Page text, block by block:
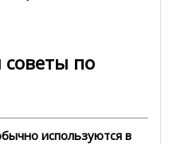
по
используются в